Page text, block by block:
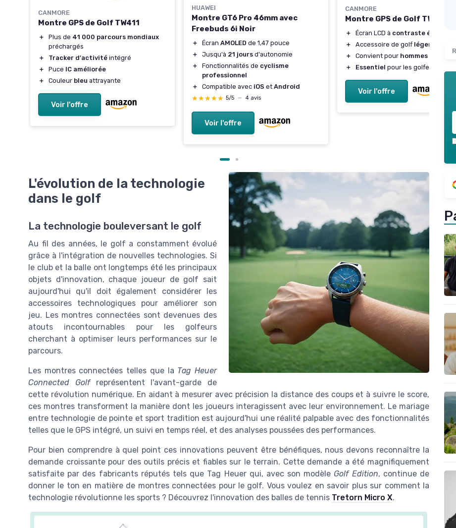
CANMORE
Montre GPS de Golf TW411
＋ Plus de 41 000 parcours mondiaux
préchargés
＋
Tracker d'activité intégré
＋
Puce IC améliorée
＋
Couleur bleu attrayante
Voir l'offre
HUAWEI
Montre GT6 Pro 46mm avec
Freebuds 6i Noir
＋ Écran AMOLED de 1,47 pouce
＋
Jusqu'à 21 jours d'autonomie
＋
Fonctionnalités de cyclisme
professionnel
＋
Compatible avec iOS et Android
★★★★★
★★★★★ 5/5 — 4 avis
Voir l'offre
CANMORE
Montre GPS de Golf TW353
＋ Écran LCD à contraste élevé
＋
Accessoire de golf léger
＋
Convient pour hommes et
＋
Essentiel pour les golfeurs
Voir l'offre
L'évolution de la technologie
dans le golf
La technologie bouleversant le golf
Au fil des années, le golf a constamment évolué
grâce à l'intégration de nouvelles technologies. Si
le club et la balle ont longtemps été les principaux
objets d'innovation, chaque joueur de golf sait
aujourd'hui qu'il doit également considérer les
accessoires technologiques pour améliorer son
jeu. Les montres connectées sont devenues des
atouts incontournables pour les golfeurs
cherchant à optimiser leurs performances sur le
parcours.
Les montres connectées telles que la Tag Heuer
Connected Golfreprésentent l'avant-garde de
cette révolution numérique. En aidant à mesurer avec précision la distance des coups et à suivre le score,
ces montres transforment la manière dont les joueurs interagissent avec leur environnement. Le mariage
entre technologie de pointe et sport tradition est aujourd'hui une réalité palpable avec des fonctionnalités
telles que le GPS intégré, un suivi en temps réel, et des analyses poussées des performances.
Pour bien comprendre à quel point ces innovations peuvent être bénéfiques, nous devons reconnaître la
demande croissante pour des outils précis et fiables sur le terrain. Cette demande a été magnifiquement
satisfaite par des fabricants réputés tels que Tag Heuer qui, avec son modèle Golf Edition, continue de
donner le ton en matière de montres connectées pour le golf. Vous voulez en savoir plus sur comment la
technologie révolutionne les sports ? Découvrez l'innovation des balles de tennis Tretorn Micro X.